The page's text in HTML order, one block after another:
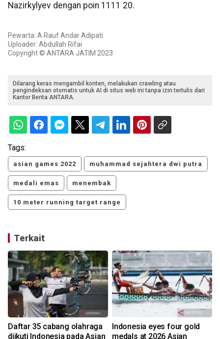
Nazirkylyev dengan poin 1111 20.
Pewarta: A Rauf Andar Adipati
Uploader: Abdullah Rifai
Copyright © ANTARA JATIM 2023
Dilarang keras mengambil konten, melakukan crawling atau
pengindeksan otomatis untuk AI di situs web ini tanpa izin tertulis dari
Kantor Berita ANTARA.
Tags:
asian games 2022 muhammad sejahtera dwi putra
medali emas menembak
10 meter running target range
Terkait
Daftar 35 cabang olahraga
diikuti Indonesia pada Asian
Indonesia eyes four gold
medals at 2026 Asian